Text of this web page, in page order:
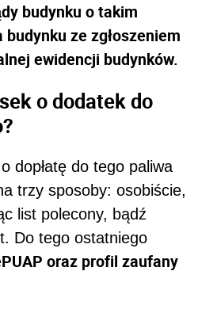
budynku o takim
ze zgłoszeniem
ewidencji budynków.
o dodatek do
dopłatę do tego paliwa
trzy sposoby: osobiście,
list polecony, bądź
Do tego ostatniego
oraz profil zaufany